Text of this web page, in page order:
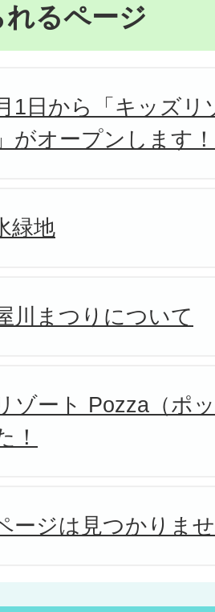
れるページ
1日から「キッズリ
がオープンします！
緑地
川まつりについて
ゾート Pozza（ポ
！
ージは見つかりま